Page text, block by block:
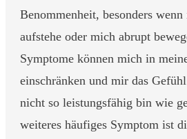
Benommenheit, besonders
aufstehe oder mich abrupt
Symptome können mich in
einschränken und mir das
nicht so leistungsfähig bin wie
weiteres häufiges Symptom ist